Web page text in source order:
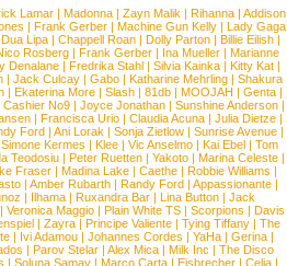
Lamar | Madonna | Zayn Malik | Rihanna | Addison
| Frank Gerber| Machine Gun Kelly| Lady Gaga
Dua Lipa | Chappell Roan | Dolly Parton | Billie Eilish |
Rosberg| Frank Gerber| Ina Mueller| Marianne
Denalane | Fredrika Stahl | Silvia Kainka | Kitty Kat |
| Jack Culcay | Gabo | Katharine Mehrling | Shakura
| Ekaterina More| Slash| 81db| MOOJAH | Genta|
Cashier No9 | Joyce Jonathan | Sunshine Anderson |
| Francisca Urio | Claudia Acuna | Julia Dietze |
Ford | Ani Lorak | Sonja Zietlow | Sunrise Avenue |
Simone Kermes | Klee| Vic Anselmo| Kai Ebel| Tom
Teodosiu| Peter Ruetten| Yakoto| Marina Celeste|
Fraser| Madina Lake| Caethe| Robbie Williams |
| Amber Rubarth| Randy Ford| Appassionante|
| Ilhama| Ruxandra Bar| Lina Button| Jack
| Veronica Maggio| Plain White TS| Scorpions | Davis
| Zayra | Principe Valiente | Tying Tiffany | The
| Ivi Adamou | Johannes Cordes | YaHa | Gerina |
| Parov Stelar | Alex Mica | Milk Inc | The Disco
| Soluna Samay | Marco Carta | Eisbrecher | Celia |